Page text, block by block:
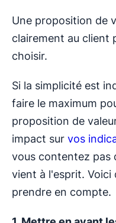
Une proposition de
clairement au client
choisir.
Si la simplicité est
faire le maximum
proposition de
impact sur vos
vous contentez pas
vient à l'esprit. Voici
prendre en compte.